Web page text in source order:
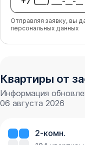
Отправляя заявку, вы
персональных данных
Квартиры от
Информация
06 августа 2026
2-комн.